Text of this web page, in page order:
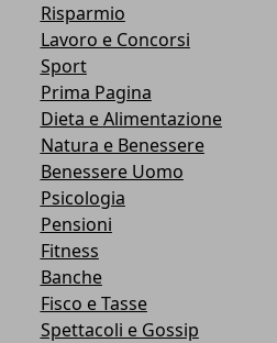
Risparmio
Lavoro e Concorsi
Sport
Prima Pagina
Dieta e Alimentazione
Natura e Benessere
Benessere Uomo
Psicologia
Pensioni
Fitness
Banche
Fisco e Tasse
Spettacoli e Gossip